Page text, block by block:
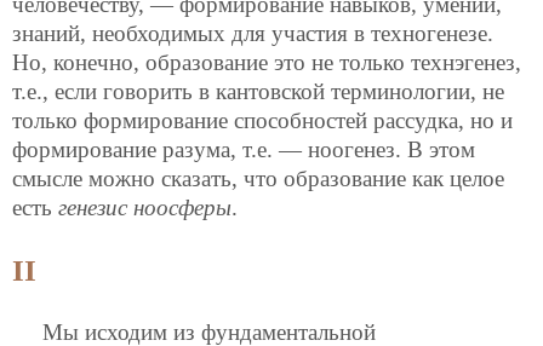
знаний, необходимых для участия в техногенезе.
Но, конечно, образование это не только технэгенез,
т.е., если говорить в кантовской терминологии, не
только формирование способностей рассудка, но и
формирование разума, т.е. — ноогенез. В этом
смысле можно сказать, что образование как целое
есть генезис ноосферы.
II
Мы исходим из фундаментальной